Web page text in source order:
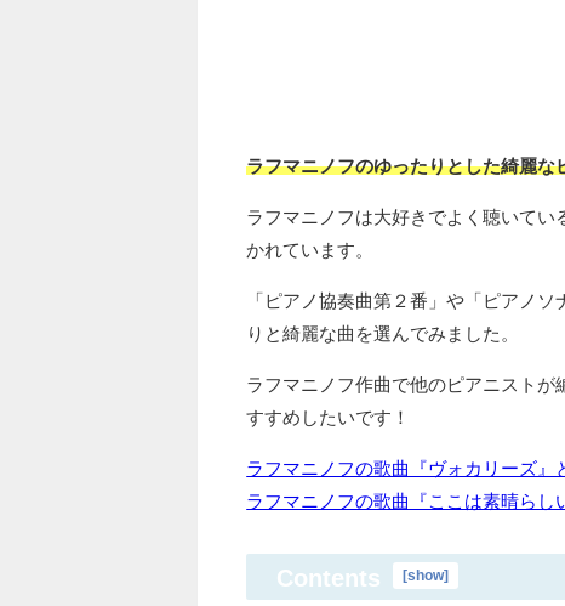
ラフマニノフのゆったりとした綺麗
ラフマニノフは大好きでよく聴いて
かれています。
「ピアノ協奏曲第２番」や「ピアノ
りと綺麗な曲を選んでみました。
ラフマニノフ作曲で他のピアニスト
すすめしたいです！
ラフマニノフの歌曲『ヴォカリーズ』
ラフマニノフの歌曲『ここは素晴らし
Contents [show]